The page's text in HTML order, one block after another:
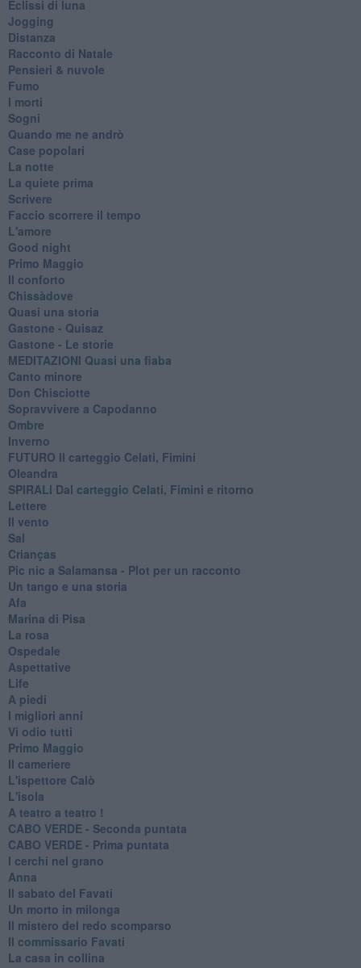
Eclissi di luna
Jogging
Distanza
Racconto di Natale
Pensieri & nuvole
Fumo
I morti
Sogni
Quando me ne andrò
Case popolari
La notte
La quiete prima
Scrivere
Faccio scorrere il tempo
L'amore
Good night
Primo Maggio
Il conforto
Chissàdove
Quasi una storia
Gastone - Quisaz
Gastone - Le storie
MEDITAZIONI Quasi una fiaba
Canto minore
Don Chisciotte
Sopravvivere a Capodanno
Ombre
Inverno
FUTURO Il carteggio Celati, Fimini
Oleandra
SPIRALI Dal carteggio Celati, Fimini e ritorno
Lettere
Il vento
Sal
Crianças
Pic nic a Salamansa - Plot per un racconto
Un tango e una storia
Afa
Marina di Pisa
La rosa
Ospedale
Aspettative
Life
A piedi
I migliori anni
Vi odio tutti
Primo Maggio
Il cameriere
L'ispettore Calò
L'isola
A teatro a teatro !
CABO VERDE - Seconda puntata
CABO VERDE - Prima puntata
I cerchi nel grano
Anna
Il sabato del Favati
Un morto in milonga
Il mistero del redo scomparso
Il commissario Favati
La casa in collina